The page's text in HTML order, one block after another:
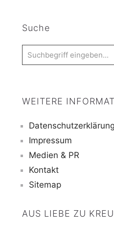
Suche
WEITERE
Datenschutzerklärung
Impressum
Medien & PR
Kontakt
Sitemap
AUS LIEBE ZU